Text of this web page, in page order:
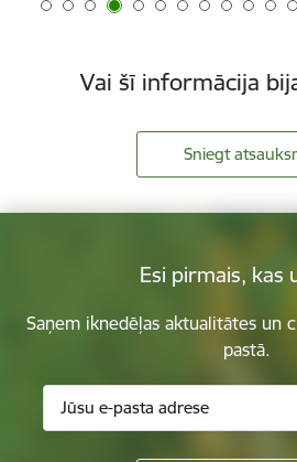
Vai šī informācija
Sniegt
Esi pirmais, kas
Saņem iknedēļas aktualitātes un
pastā.